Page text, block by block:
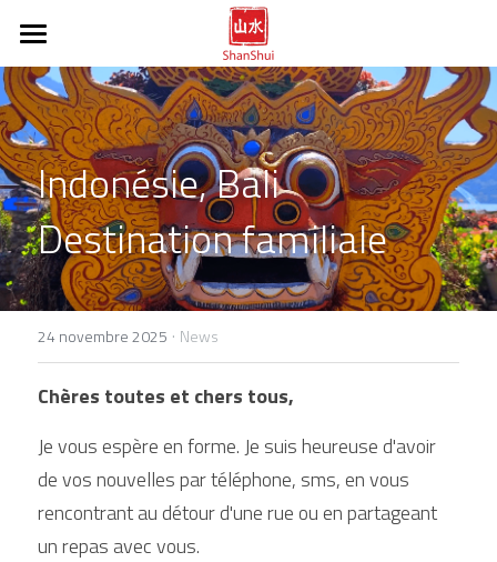
Tai Chi Chuan
Disciplines
Tout sur le Tai Chi Chuan
Vidéos et photos
Méditation
fr / en
POWERED BY
Indonésie, Bali
Destination familiale
24 novembre 2025 · News
Chères toutes et chers tous,
Je vous espère en forme. Je suis heureuse d'avoir
de vos nouvelles par téléphone, sms, en vous
rencontrant au détour d'une rue ou en partageant
un repas avec vous.